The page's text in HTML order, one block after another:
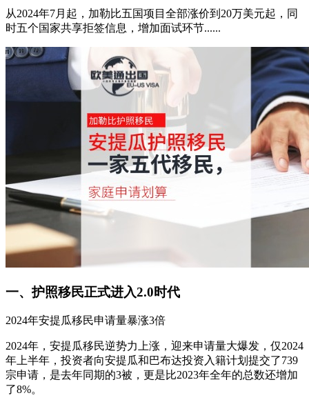
从2024年7月起，加勒比五国项目全部涨价到20万美元起，同
时五个国家共享拒签信息，增加面试环节......
一、护照移民正式进入2.0时代
2024年安提瓜移民申请量暴涨3倍
2024年，安提瓜移民逆势力上涨，迎来申请量大爆发，仅2024
年上半年，投资者向安提瓜和巴布达投资入籍计划提交了739
宗申请，是去年同期的3被，更是比2023年全年的总数还增加
了8%。